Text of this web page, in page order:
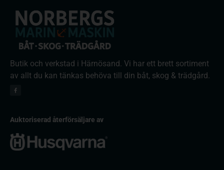
Butik och verkstad i Härnösand. Vi har ett brett sortiment
av allt du kan tänkas behöva till din båt, skog & trädgård.
Auktoriserad återförsäljare av